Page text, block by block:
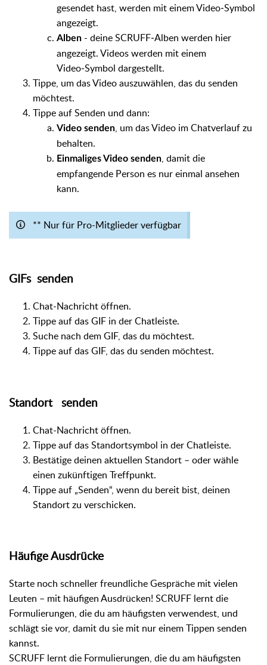
gesendet hast, werden mit einem Video‑Symbol
angezeigt.
Alben - deine SCRUFF‑Alben werden hier
angezeigt. Videos werden mit einem
Video‑Symbol dargestellt.
Tippe, um das Video auszuwählen, das du senden
möchtest.
Tippe auf Senden und dann:
Video senden, um das Video im Chatverlauf zu
behalten.
Einmaliges Video senden, damit die
empfangende Person es nur einmal ansehen
kann.
** Nur für Pro-Mitglieder verfügbar
GIFs senden
Chat-Nachricht öffnen.
Tippe auf das GIF in der Chatleiste.
Suche nach dem GIF, das du möchtest.
Tippe auf das GIF, das du senden möchtest.
Standort senden
Chat-Nachricht öffnen.
Tippe auf das Standortsymbol in der Chatleiste.
Bestätige deinen aktuellen Standort – oder wähle
einen zukünftigen Treffpunkt.
Tippe auf „Senden“, wenn du bereit bist, deinen
Standort zu verschicken.
Häufige Ausdrücke
Starte noch schneller freundliche Gespräche mit vielen
Leuten – mit häufigen Ausdrücken! SCRUFF lernt die
Formulierungen, die du am häufigsten verwendest, und
schlägt sie vor, damit du sie mit nur einem Tippen senden
kannst.
SCRUFF lernt die Formulierungen, die du am häufigsten